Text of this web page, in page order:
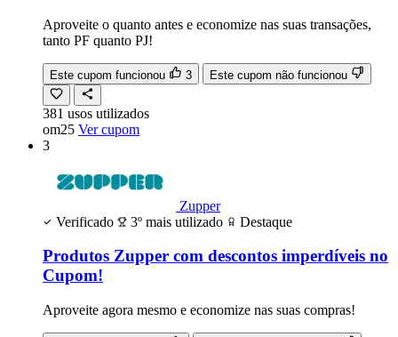
Aproveite o quanto antes e economize nas suas transações,
tanto PF quanto PJ!
Este cupom funcionou 3 Este cupom não funcionou
381 usos utilizados
om25 Ver cupom
3
Zupper
Verificado
3º mais utilizado Destaque
Produtos Zupper com descontos imperdíveis no
Cupom!
Aproveite agora mesmo e economize nas suas compras!